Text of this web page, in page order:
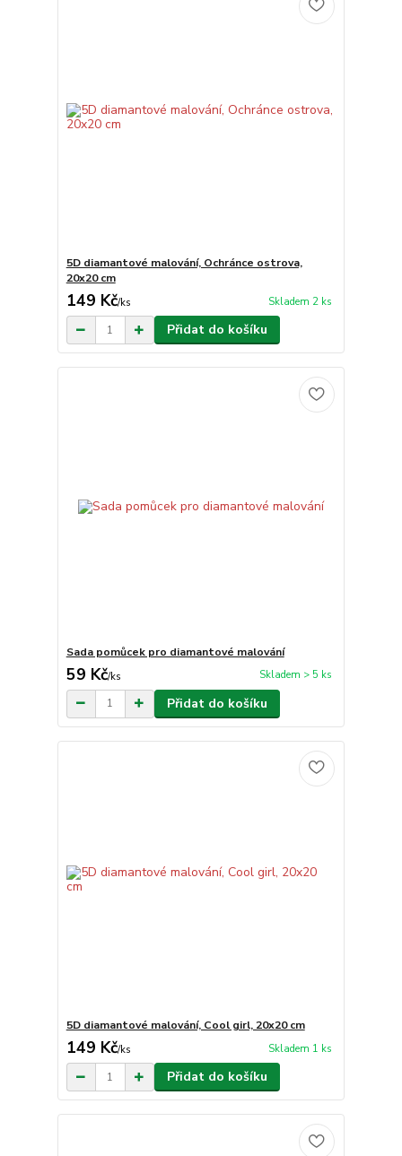
5D diamantové malování, Ochránce ostrova,
20x20 cm
149 Kč/ks Skladem 2 ks
Přidat do košíku
Sada pomůcek pro diamantové malování
59 Kč/ks Skladem > 5 ks
Přidat do košíku
5D diamantové malování, Cool girl, 20x20 cm
149 Kč/ks Skladem 1 ks
Přidat do košíku